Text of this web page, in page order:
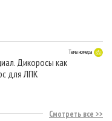
Тема номера
Дикоросы как
для ЛПК
Смотреть все